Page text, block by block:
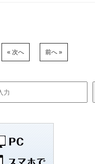
« 次へ 前へ »